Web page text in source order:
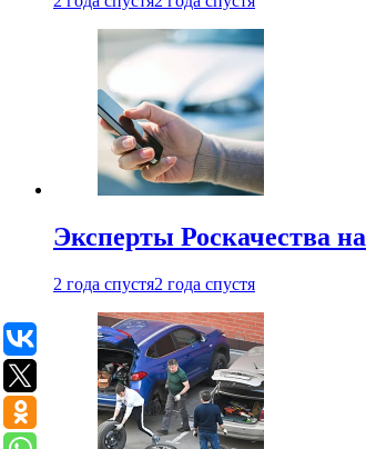
Эксперты Роскачества
2 года спустя2 года спустя